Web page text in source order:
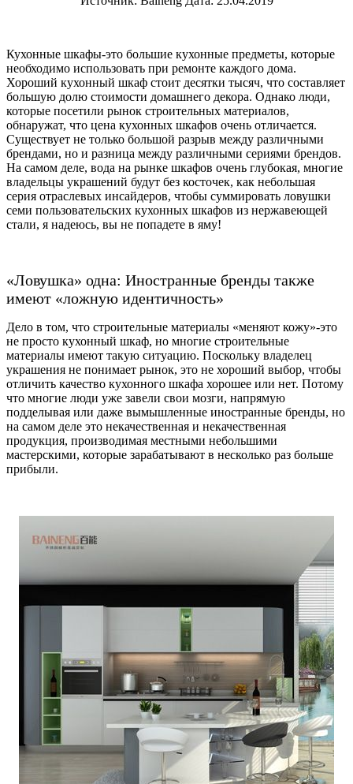
Кухонные шкафы-это большие кухонные предметы, которые
необходимо использовать при ремонте каждого дома.
Хороший кухонный шкаф стоит десятки тысяч, что составляет
большую долю стоимости домашнего декора. Однако люди,
которые посетили рынок строительных материалов,
обнаружат, что цена кухонных шкафов очень отличается.
Существует не только большой разрыв между различными
брендами, но и разница между различными сериями брендов.
На самом деле, вода на рынке шкафов очень глубокая, многие
владельцы украшений будут без косточек, как небольшая
серия отраслевых инсайдеров, чтобы суммировать ловушки
семи пользовательских кухонных шкафов из нержавеющей
стали, я надеюсь, вы не попадете в яму!
«Ловушка» одна: Иностранные бренды также
имеют «ложную идентичность»
Дело в том, что строительные материалы «меняют кожу»-это
не просто кухонный шкаф, но многие строительные
материалы имеют такую ситуацию. Поскольку владелец
украшения не понимает рынок, это не хороший выбор, чтобы
отличить качество кухонного шкафа хорошее или нет. Потому
что многие люди уже завели свои мозги, напрямую
подделывая или даже вымышленные иностранные бренды, но
на самом деле это некачественная и некачественная
продукция, производимая местными небольшими
мастерскими, которые зарабатывают в несколько раз больше
прибыли.